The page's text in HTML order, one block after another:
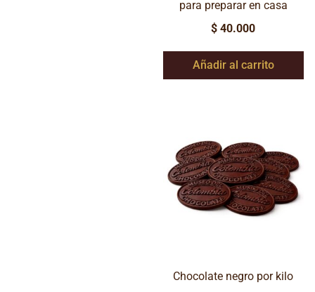
para preparar en casa
$ 40.000
Añadir al carrito
Chocolate negro por kilo